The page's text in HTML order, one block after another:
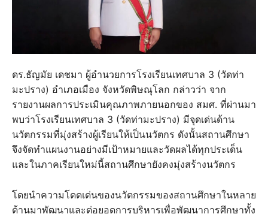
ดร.ธัญมัย เดชมา ผู้อำนวยการโรงเรียนเทศบาล 3 (วัดท่า
มะปราง) อำเภอเมือง จังหวัดพิษณุโลก กล่าวว่า จาก
รายงานผลการประเมินคุณภาพภายนอกของ สมศ. ที่ผ่านมา
พบว่าโรงเรียนเทศบาล 3 (วัดท่ามะปราง) มีจุดเด่นด้าน
นวัตกรรมที่มุ่งสร้างผู้เรียนให้เป็นนวัตกร ดังนั้นสถานศึกษา
จึงจัดทำแผนงานอย่างมีเป้าหมายและวัดผลได้ทุกประเด็น
และในภาคเรียนใหม่นี้สถานศึกษายังคงมุ่งสร้างนวัตกร
โดยนำความโดดเด่นของนวัตกรรมของสถานศึกษาในหลาย
ด้านมาพัฒนาและต่อยอดการบริหารเพื่อพัฒนาการศึกษาทั้ง